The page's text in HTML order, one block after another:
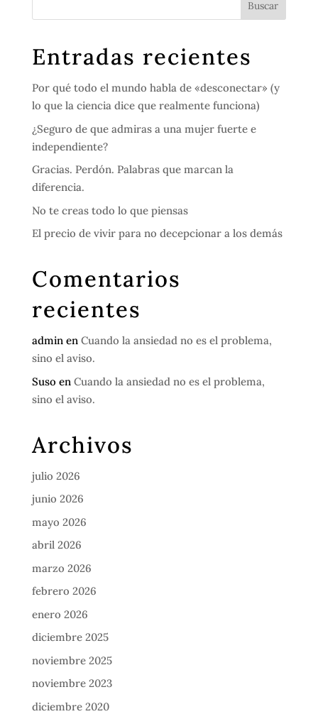
Entradas recientes
Por qué todo el mundo habla de «desconectar» (y
lo que la ciencia dice que realmente funciona)
¿Seguro de que admiras a una mujer fuerte e
independiente?
Gracias. Perdón. Palabras que marcan la
diferencia.
No te creas todo lo que piensas
El precio de vivir para no decepcionar a los demás
Comentarios
recientes
adminen Cuando la ansiedad no es el problema,
sino el aviso.
Suso en Cuando la ansiedad no es el problema,
sino el aviso.
Archivos
julio 2026
junio 2026
mayo 2026
abril 2026
marzo 2026
febrero 2026
enero 2026
diciembre 2025
noviembre 2025
noviembre 2023
diciembre 2020